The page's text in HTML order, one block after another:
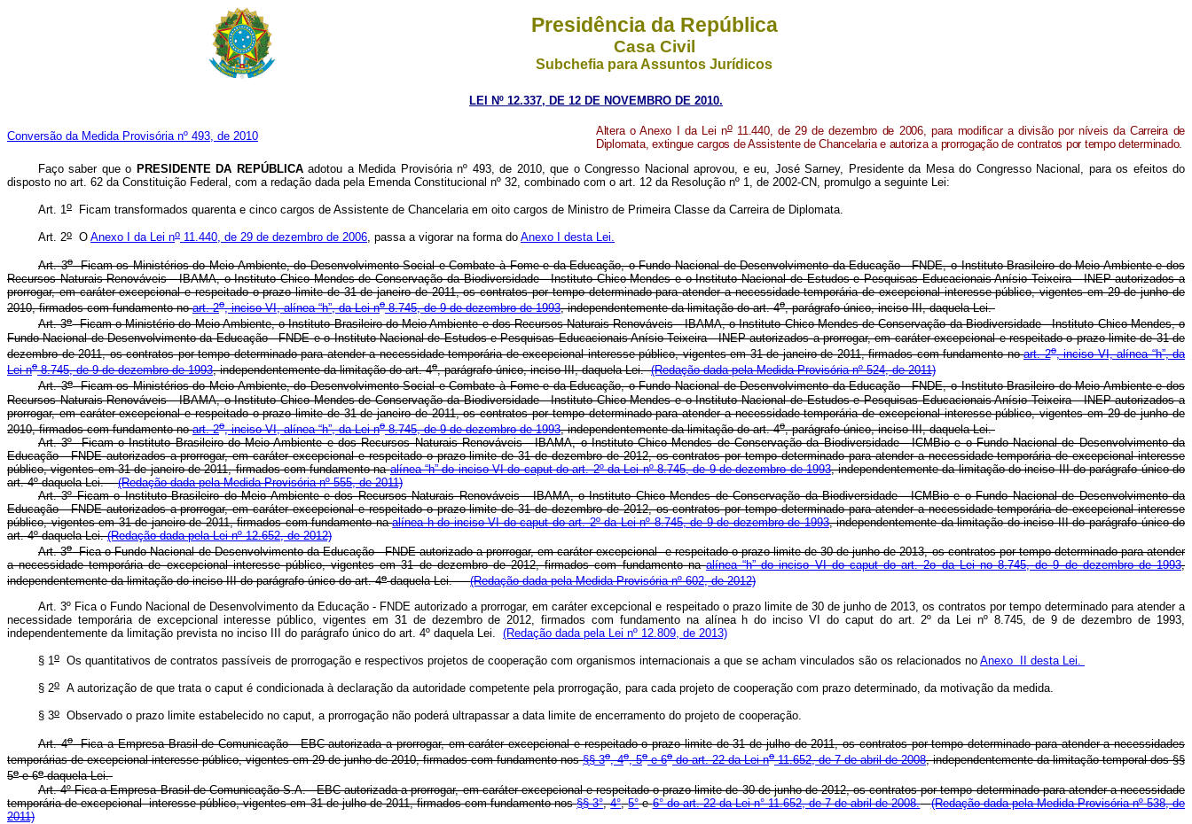
Presidência da República
Casa Civil
Subchefia para Assuntos Jurídicos
LEI Nº 12.337, DE 12 DE NOVEMBRO DE 2010.
Conversão da Medida Provisória nº 493, de 2010 Altera o Anexo I da Lei no11.440, de 29 de dezembro de 2006, para modificar a divisão por níveis da Carreira de
Diplomata, extingue cargos de Assistente de Chancelaria e autoriza a prorrogação de contratos por tempo determinado.
Faço saber que o PRESIDENTE DA REPÚBLICAadotou a Medida Provisória nº 493, de 2010, que o Congresso Nacional aprovou, e eu, José Sarney, Presidente da Mesa do Congresso Nacional, para os efeitos do
disposto no art. 62 da Constituição Federal, com a redação dada pela Emenda Constitucional nº 32, combinado com o art. 12 da Resolução nº 1, de 2002-CN, promulgo a seguinte Lei:
Art. 1o Ficam transformados quarenta e cinco cargos de Assistente de Chancelaria em oito cargos de Ministro de Primeira Classe da Carreira de Diplomata.
Art. 2o O Anexo I da Lei no 11.440, de 29 de dezembro de 2006, passa a vigorar na forma do Anexo I desta Lei.
Art. 3oFicam os Ministérios do Meio Ambiente, do Desenvolvimento Social e Combate à Fome e da Educação, o Fundo Nacional de Desenvolvimento da Educação - FNDE, o Instituto Brasileiro do Meio Ambiente e dos
Recursos Naturais Renováveis - IBAMA, o Instituto Chico Mendes de Conservação da Biodiversidade - Instituto Chico Mendes e o Instituto Nacional de Estudos e Pesquisas Educacionais Anísio Teixeira - INEP autorizados a
prorrogar, em caráter excepcional e respeitado o prazo limite de 31 de janeiro de 2011, os contratos por tempo determinado para atender a necessidade temporária de excepcional interesse público, vigentes em 29 de junho de
2010, firmados com fundamento noart. 2o, inciso VI, alínea “h”, da Lei no8.745, de 9 de dezembro de 1993, independentemente da limitação do art. 4o, parágrafo único, inciso III, daquela Lei.
Art. 3oFicam o Ministério do Meio Ambiente, o Instituto Brasileiro do Meio Ambiente e dos Recursos Naturais Renováveis - IBAMA, o Instituto Chico Mendes de Conservação da Biodiversidade - Instituto Chico Mendes, o
Fundo Nacional de Desenvolvimento da Educação - FNDE e o Instituto Nacional de Estudos e Pesquisas Educacionais Anísio Teixeira - INEP autorizados a prorrogar, em caráter excepcional e respeitado o prazo limite de 31 de
dezembro de 2011, os contratos por tempo determinado para atender a necessidade temporária de excepcional interesse público, vigentes em 31 de janeiro de 2011, firmados com fundamento noart. 2o, inciso VI, alínea “h”, da
Lei no8.745, de 9 de dezembro de 1993, independentemente da limitação do art. 4o, parágrafo único, inciso III, daquela Lei.(Redação dada pela Medida Provisória nº 524, de 2011)
Art. 3oFicam os Ministérios do Meio Ambiente, do Desenvolvimento Social e Combate à Fome e da Educação, o Fundo Nacional de Desenvolvimento da Educação - FNDE, o Instituto Brasileiro do Meio Ambiente e dos
Recursos Naturais Renováveis - IBAMA, o Instituto Chico Mendes de Conservação da Biodiversidade - Instituto Chico Mendes e o Instituto Nacional de Estudos e Pesquisas Educacionais Anísio Teixeira - INEP autorizados a
prorrogar, em caráter excepcional e respeitado o prazo limite de 31 de janeiro de 2011, os contratos por tempo determinado para atender a necessidade temporária de excepcional interesse público, vigentes em 29 de junho de
2010, firmados com fundamento noart. 2o, inciso VI, alínea “h”, da Lei no8.745, de 9 de dezembro de 1993, independentemente da limitação do art. 4o, parágrafo único, inciso III, daquela Lei.
Art. 3º Ficam o Instituto Brasileiro do Meio Ambiente e dos Recursos Naturais Renováveis - IBAMA, o Instituto Chico Mendes de Conservação da Biodiversidade - ICMBio e o Fundo Nacional de Desenvolvimento da
Educação - FNDE autorizados a prorrogar, em caráter excepcional e respeitado o prazo limite de 31 de dezembro de 2012, os contratos por tempo determinado para atender a necessidade temporária de excepcional interesse
público, vigentes em 31 de janeiro de 2011, firmados com fundamento naalínea “h” do inciso VI do caput do art. 2º da Lei nº 8.745, de 9 de dezembro de 1993, independentemente da limitação do inciso III do parágrafo único do
art. 4ºdaquela Lei.(Redação dada pela Medida Provisória nº 555, de 2011)
Art. 3º Ficam o Instituto Brasileiro do Meio Ambiente e dos Recursos Naturais Renováveis - IBAMA, o Instituto Chico Mendes de Conservação da Biodiversidade - ICMBio e o Fundo Nacional de Desenvolvimento da
Educação - FNDE autorizados a prorrogar, em caráter excepcional e respeitado o prazo limite de 31 de dezembro de 2012, os contratos por tempo determinado para atender a necessidade temporária de excepcional interesse
público, vigentes em 31 de janeiro de 2011, firmados com fundamento naalínea h do inciso VI do caput do art. 2º da Lei nº 8.745, de 9 de dezembro de 1993, independentemente da limitação do inciso III do parágrafo único do
art. 4º daquela Lei.(Redação dada pela Lei nº 12.652, de 2012)
Art. 3oFica o Fundo Nacional de Desenvolvimento da Educação - FNDE autorizado a prorrogar, em caráter excepcional e respeitado o prazo limite de 30 de junho de 2013, os contratos por tempo determinado para atender
a necessidade temporária de excepcional interesse público, vigentes em 31 de dezembro de 2012, firmados com fundamento naalínea “h” do inciso VI do caput do art. 2o da Lei no 8.745, de 9 de dezembro de 1993,
independentemente da limitação do inciso III do parágrafo único do art. 4odaquela Lei.(Redação dada pela Medida Provisória nº 602, de 2012)
Art. 3º Fica o Fundo Nacional de Desenvolvimento da Educação - FNDE autorizado a prorrogar, em caráter excepcional e respeitado o prazo limite de 30 de junho de 2013, os contratos por tempo determinado para atender a
necessidade temporária de excepcional interesse público, vigentes em 31 de dezembro de 2012, firmados com fundamento na alínea h do inciso VI do caput do art. 2º da Lei nº 8.745, de 9 de dezembro de 1993,
independentemente da limitação prevista no inciso III do parágrafo único do art. 4º daquela Lei. (Redação dada pela Lei nº 12.809, de 2013)
§ 1 o Os quantitativos de contratos passíveis de prorrogação e respectivos projetos de cooperação com organismos internacionais a que se acham vinculados são os relacionados no Anexo II desta Lei.
§ 2o A autorização de que trata o caput é condicionada à declaração da autoridade competente pela prorrogação, para cada projeto de cooperação com prazo determinado, da motivação da medida.
§ 3o Observado o prazo limite estabelecido no caput, a prorrogação não poderá ultrapassar a data limite de encerramento do projeto de cooperação.
Art. 4oFica a Empresa Brasil de Comunicação - EBC autorizada a prorrogar, em caráter excepcional e respeitado o prazo limite de 31 de julho de 2011, os contratos por tempo determinado para atender a necessidades
temporárias de excepcional interesse público, vigentes em 29 de junho de 2010, firmados com fundamento nos§§ 3o, 4o, 5oe 6odo art. 22 da Lei no11.652, de 7 de abril de 2008, independentemente da limitação temporal dos §§
5oe 6odaquela Lei.
Art. 4º Fica a Empresa Brasil de Comunicação S.A. - EBC autorizada a prorrogar, em caráter excepcional e respeitado o prazo limite de 30 de junho de 2012, os contratos por tempo determinado para atender a necessidade
temporária de excepcional interesse público, vigentes em 31 de julho de 2011, firmados com fundamento nos§§ 3°,4°,5°e6° do art. 22 da Lei n° 11.652, de 7 de abril de 2008.
(Redação dada pela Medida Provisória nº 538, de
2011)